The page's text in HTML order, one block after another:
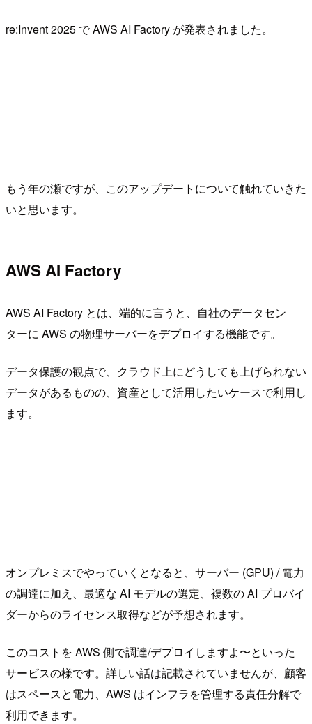
re:Invent 2025 で AWS AI Factory が発表されました。
もう年の瀬ですが、このアップデートについて触れていきた
いと思います。
AWS AI Factory
AWS AI Factory とは、端的に言うと、自社のデータセン
ターに AWS の物理サーバーをデプロイする機能です。
データ保護の観点で、クラウド上にどうしても上げられない
データがあるものの、資産として活用したいケースで利用し
ます。
オンプレミスでやっていくとなると、サーバー (GPU) / 電力
の調達に加え、最適な AI モデルの選定、複数の AI プロバイ
ダーからのライセンス取得などが予想されます。
このコストを AWS 側で調達/デプロイしますよ〜といった
サービスの様です。詳しい話は記載されていませんが、顧客
はスペースと電力、AWS はインフラを管理する責任分解で
利用できます。